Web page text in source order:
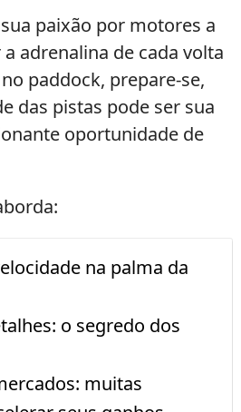
paixão por motores a
adrenalina de cada volta
paddock, prepare-se,
das pistas pode ser sua
oportunidade de
na palma da
o segredo dos
muitas